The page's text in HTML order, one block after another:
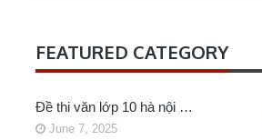
FEATURED CATEGORY
Đề thi văn lớp 10 hà nội …
June 7, 2025